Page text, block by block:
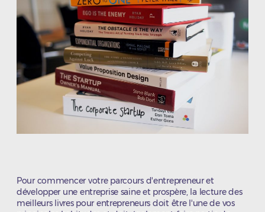
Pour commencer votre parcours d'entrepreneur et
développer une entreprise saine et prospère, la lecture des
meilleurs livres pour entrepreneurs doit être l'une de vos